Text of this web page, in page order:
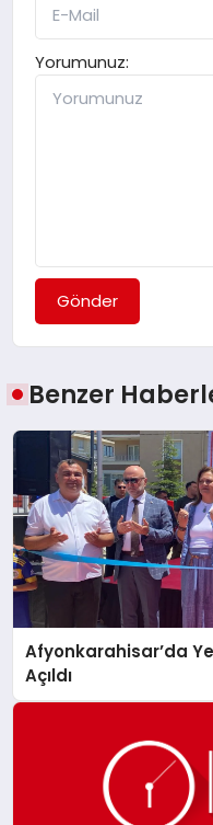
Yorumunuz:
Gönder
Benzer
Afyonkarahisar’da
Açıldı